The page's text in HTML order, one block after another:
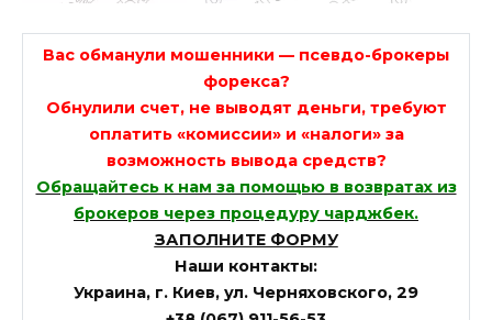
Вас обманули мошенники — псевдо-брокеры
форекса?
Обнулили счет, не выводят деньги, требуют
оплатить «комиссии» и «налоги» за
возможность вывода средств?
Обращайтесь к нам за помощью в возвратах из
брокеров через процедуру чарджбек.
ЗАПОЛНИТЕ ФОРМУ
Наши контакты:
Украина, г. Киев, ул. Черняховского, 29